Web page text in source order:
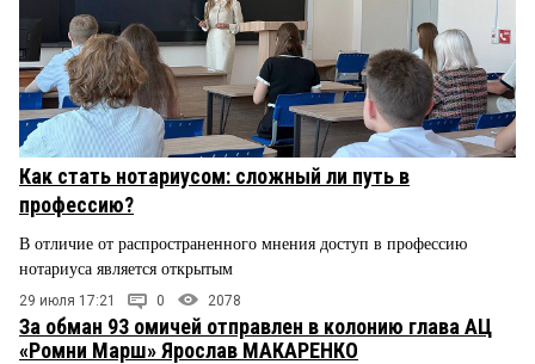
Как стать нотариусом: сложный ли путь в
профессию?
В отличие от распространенного мнения доступ в профессию
нотариуса является открытым
29 июля 17:21 0 2078
За обман 93 омичей отправлен в колонию глава АЦ
«Ромни Марш» Ярослав МАКАРЕНКО